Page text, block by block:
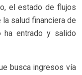
el estado de flujos
salud financiera de
ha entrado y salido
busca ingresos vía